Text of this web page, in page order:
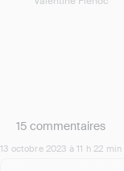
15 commentaires
13 octobre 2023 à 11 h 22 min